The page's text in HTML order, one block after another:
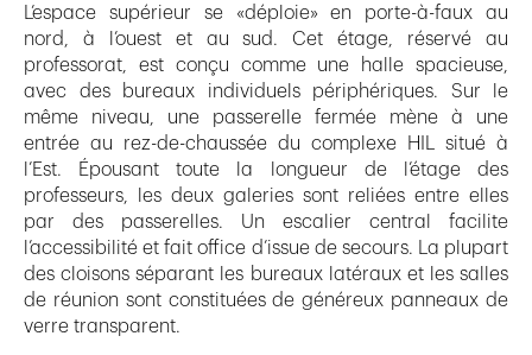
L’espace supérieur se «déploie» en porte-à-faux au
nord, à l’ouest et au sud. Cet étage, réservé au
professorat, est conçu comme une halle spacieuse,
avec des bureaux individuels périphériques. Sur le
même niveau, une passerelle fermée mène à une
entrée au rez-de-chaussée du complexe HIL situé à
l’Est. Épousant toute la longueur de l’étage des
professeurs, les deux galeries sont reliées entre elles
par des passerelles. Un escalier central facilite
l’accessibilité et fait office d’issue de secours. La plupart
des cloisons séparant les bureaux latéraux et les salles
de réunion sont constituées de généreux panneaux de
verre transparent.